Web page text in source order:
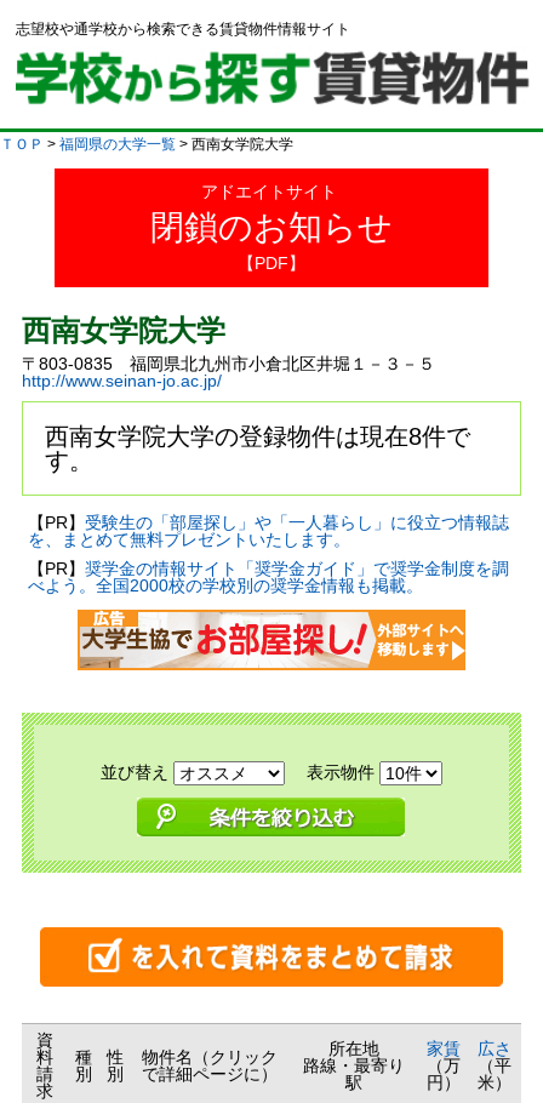
志望校や通学校から検索できる賃貸物件情報サイト
ＴＯＰ > 福岡県の大学一覧 > 西南女学院大学
アドエイトサイト
閉鎖のお知らせ
【PDF】
西南女学院大学
〒803-0835 福岡県北九州市小倉北区井堀１－３－５
http://www.seinan-jo.ac.jp/
西南女学院大学の登録物件は現在8件で
す。
【PR】 受験生の「部屋探し」や「一人暮らし」に役立つ情報誌
を、まとめて無料プレゼントいたします。
【PR】 奨学金の情報サイト「奨学金ガイド」で奨学金制度を調
べよう。全国2000校の学校別の奨学金情報も掲載。
並び替え 表示物件
資
料
請
求
種
別
性
別
物件名（クリック
で詳細ページに）
所在地
路線・最寄り
駅
家賃
（万
円）
広さ
（平
米）